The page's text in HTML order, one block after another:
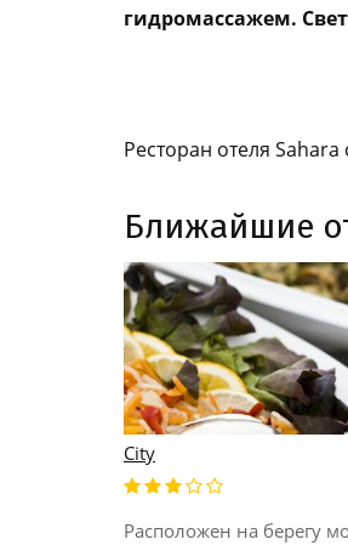
гидромассажем.
Ресторан отеля
Ближайшие
City
Расположен на берегу